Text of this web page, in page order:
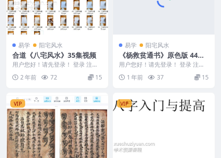
易学 阳宅风水
合道《八宅风水》35集视频
用户您好！请先登录！ 登录 注册
合道《八宅风水》35集视频 2404
113 0...
2 年前 72 15
易学 阳宅风水
《杨救贫通书》原色版 44筒
子页_1
用户您好！请先登录！ 登录 注册
《杨救贫通书》原色版 44筒子页_
1 2505...
1 年前 37 15
VIP VIP